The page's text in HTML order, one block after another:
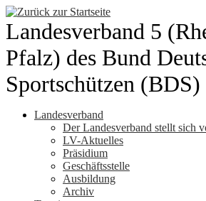
Zum
Inhalt
springen
Landesverband 5
Pfalz) des Bund
Sportschützen (BDS)
Landesverband
Der Landesverband stellt sich
LV-Aktuelles
Präsidium
Geschäftsstelle
Ausbildung
Archiv